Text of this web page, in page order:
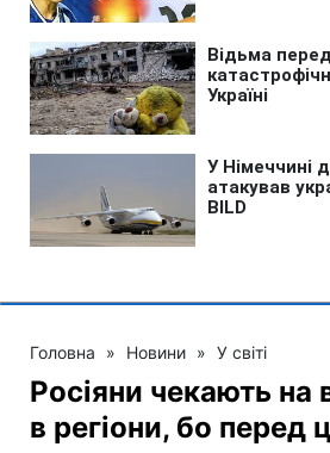
Головна » Новини » У світі
Росіяни чекають на
в регіони, бо перед